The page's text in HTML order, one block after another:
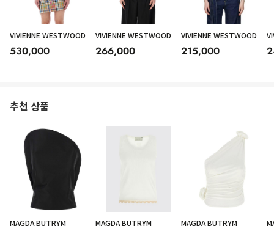
VIVIENNE WESTWOOD
530,000
VIVIENNE WESTWOOD
266,000
VIVIENNE WESTWOOD
215,000
추천 상품
MAGDA BUTRYM MAGDA BUTRYM MAGDA BUTRYM